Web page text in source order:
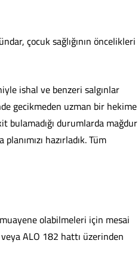
çocuk sağlığının öncelikleri
ishal ve benzeri salgınlar
gecikmeden uzman bir hekime
bulamadığı durumlarda mağdur
hazırladık. Tüm
olabilmeleri için mesai
ALO 182 hattı üzerinden